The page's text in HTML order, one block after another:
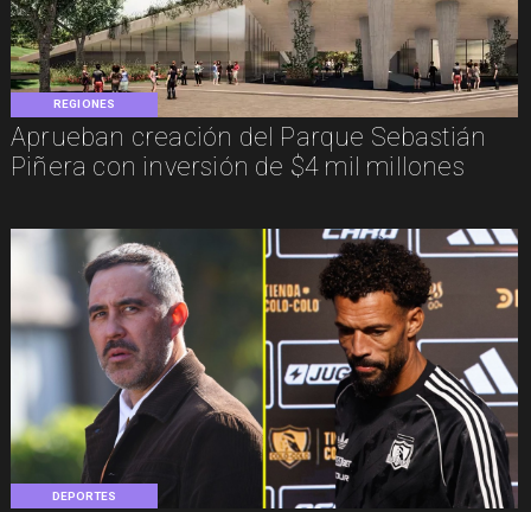
REGIONES
Aprueban creación del Parque Sebastián
Piñera con inversión de $4 mil millones
DEPORTES